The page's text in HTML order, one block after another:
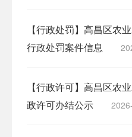
【行政处罚】高昌区农
行政处罚案件信息
【行政许可】高昌区农
政许可办结公示